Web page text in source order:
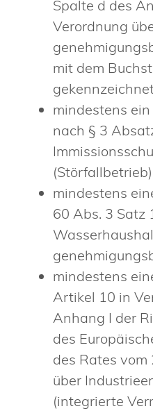
Spalte d des
Verordnung
mit dem
mindestens
nach § 3
mindestens
60 Abs. 3 Satz
mindestens
Artikel 10 in
Anhang I der
des
des Rates
über
(integrierte